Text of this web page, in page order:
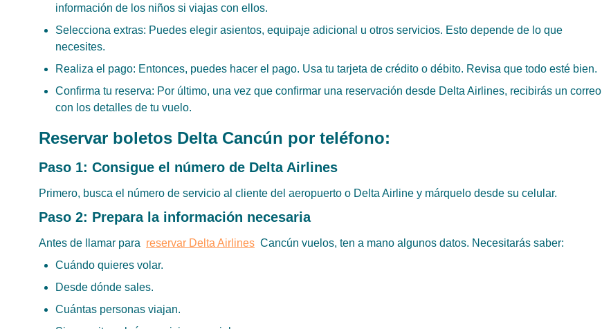
información de los niños si viajas con ellos.
Selecciona extras: Puedes elegir asientos, equipaje adicional u otros servicios. Esto depende de lo que
necesites.
Realiza el pago: Entonces, puedes hacer el pago. Usa tu tarjeta de crédito o débito. Revisa que todo esté bien.
Confirma tu reserva: Por último, una vez que confirmar una reservación desde Delta Airlines, recibirás un correo
con los detalles de tu vuelo.
Reservar boletos Delta Cancún por teléfono:
Paso 1: Consigue el número de Delta Airlines
Primero, busca el número de servicio al cliente del aeropuerto o Delta Airline y márquelo desde su celular.
Paso 2: Prepara la información necesaria
Antes de llamar para reservar Delta Airlines Cancún vuelos, ten a mano algunos datos. Necesitarás saber:
Cuándo quieres volar.
Desde dónde sales.
Cuántas personas viajan.